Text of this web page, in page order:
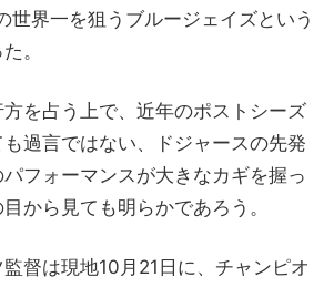
世界一を狙うブルージェイズという
。
を占う上で、近年のポストシーズ
過言ではない、ドジャースの先発
フォーマンスが大きなカギを握っ
から見ても明らかであろう。
督は現地10月21日に、チャンピオ